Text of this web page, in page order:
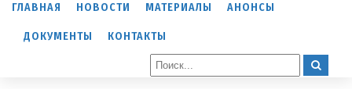
ГЛАВНАЯ НОВОСТИ МАТЕРИАЛЫ АНОНСЫ
ДОКУМЕНТЫ КОНТАКТЫ